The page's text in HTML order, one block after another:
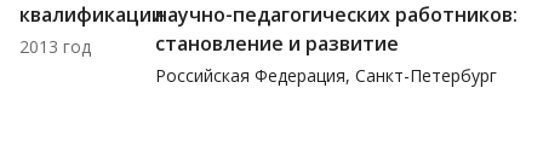
квалификации
2013 год
научно-педагогических работников:
становление и развитие
Российская Федерация, Санкт-Петербург